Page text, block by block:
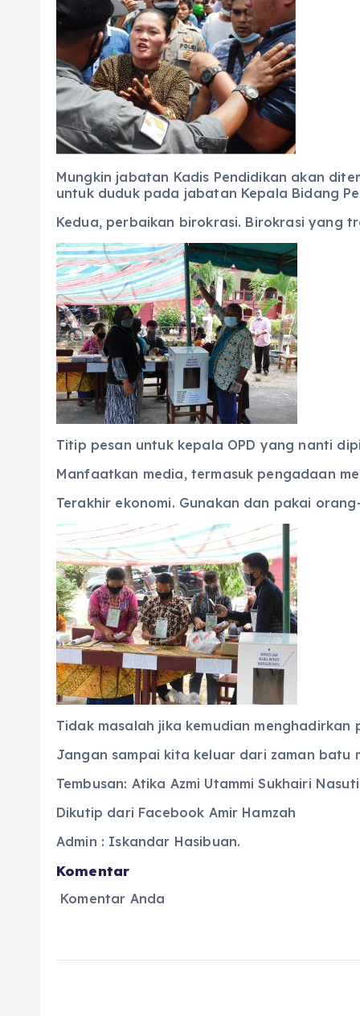
Mungkin jabatan Kadis Pendidikan akan
untuk duduk pada jabatan Kepala Bidang
Kedua, perbaikan birokrasi. Birokrasi yang
Titip pesan untuk kepala OPD yang nanti
Manfaatkan media, termasuk pengadaan
Terakhir ekonomi. Gunakan dan pakai
Tidak masalah jika kemudian
Jangan sampai kita keluar dari zaman batu
Tembusan: Atika Azmi Utammi Sukhairi
Dikutip dari Facebook Amir Hamzah
Admin : Iskandar Hasibuan.
Komentar
Komentar Anda